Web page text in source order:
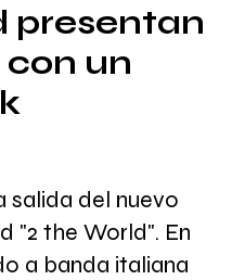
presentan
con un
salida del nuevo
"2 the World". En
a banda italiana